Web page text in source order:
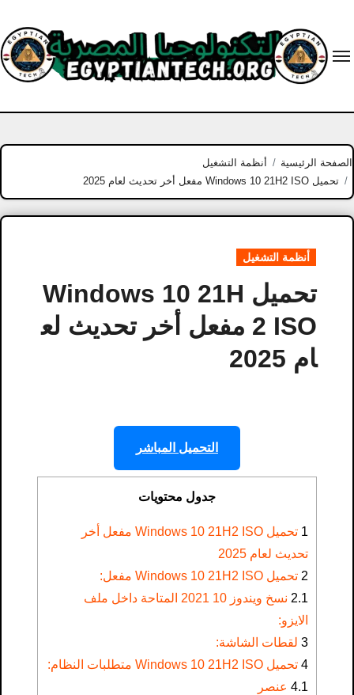
content
الصفحة الرئيسية
أنظمة التشغيل
تحميل Windows 10 21H2 ISO مفعل أخر تحديث لعام 2025
أنظمة التشغيل
تحميل Windows 10 21H
2 ISO مفعل أخر تحديث لع
ام 2025
التحميل المباشر
جدول محتويات
1
تحميل Windows 10 21H2 ISO مفعل أخر
تحديث لعام 2025
2 تحميل Windows 10 21H2 ISO مفعل:
2.1
نسخ ويندوز 10 2021 المتاحة داخل ملف
الايزو:
3 لقطات الشاشة:
4 تحميل Windows 10 21H2 ISO متطلبات النظام:
4.1 عنصر